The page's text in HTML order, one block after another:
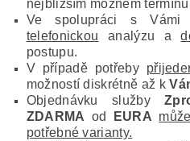
nejbližším možném termínu
Ve spolupráci s Vámi
telefonickou analýzu a
postupu.
V případě potřeby
možností diskrétně až k
Objednávku služby
ZDARMA od EURA
potřebné varianty.